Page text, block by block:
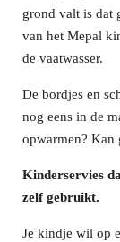
grond valt is dat
van het Mepal
de vaatwasser.
De bordjes en
nog eens in de
opwarmen? Kan
Kinderservies
zelf gebruikt.
Je kindje wil op